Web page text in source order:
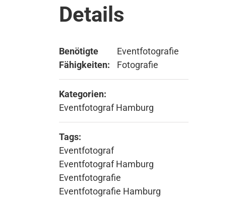
Details
Benötigte
Fähigkeiten:
Eventfotografie
Fotografie
Kategorien:
Eventfotograf Hamburg
Tags:
Eventfotograf
Eventfotograf Hamburg
Eventfotografie
Eventfotografie Hamburg